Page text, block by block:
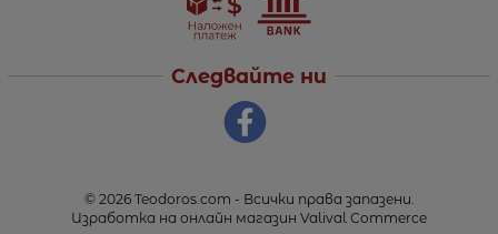
Следвайте ни
© 2026 Teodoros.com - Всички права запазени.
Изработка на онлайн магазин Valival Commerce